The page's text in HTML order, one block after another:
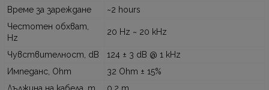
Време за зареждане
~2 hours
Честотен обхват,
Hz
20 Hz ~ 20 kHz
Чувствителност, dB
124 ± 3 dB @ 1 kHz
Импеданс, Ohm
32 Ohm ± 15%